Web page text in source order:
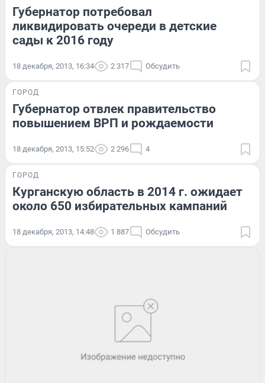
Губернатор потребовал
ликвидировать очереди в детские
сады к 2016 году
18 декабря, 2013, 16:34 2 317 Обсудить
ГОРОД
Губернатор отвлек правительство
повышением ВРП и рождаемости
18 декабря, 2013, 15:52 2 296 4
ГОРОД
Курганскую область в 2014 г. ожидает
около 650 избирательных кампаний
18 декабря, 2013, 14:48 1 887 Обсудить